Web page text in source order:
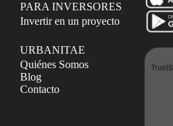
PARA INVERSORES
Invertir en un proyecto
URBANITAE
Quiénes Somos
Blog
Contacto